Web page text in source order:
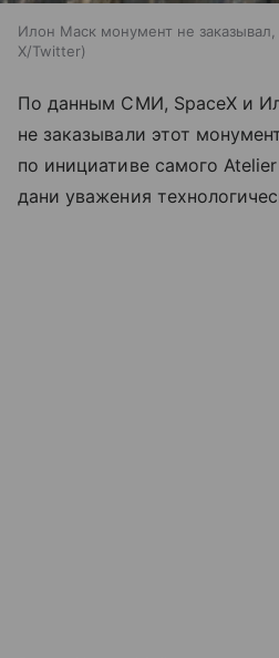
Илон Маск монумент не заказывал,
X/Twitter
По данным СМИ, SpaceX и
не заказывали этот
по инициативе самого
дани уважения